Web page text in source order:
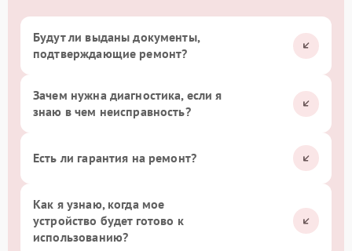
Будут ли выданы документы,
подтверждающие ремонт?
Зачем нужна диагностика, если я
знаю в чем неисправность?
Есть ли гарантия на ремонт?
Как я узнаю, когда мое
устройство будет готово к
использованию?